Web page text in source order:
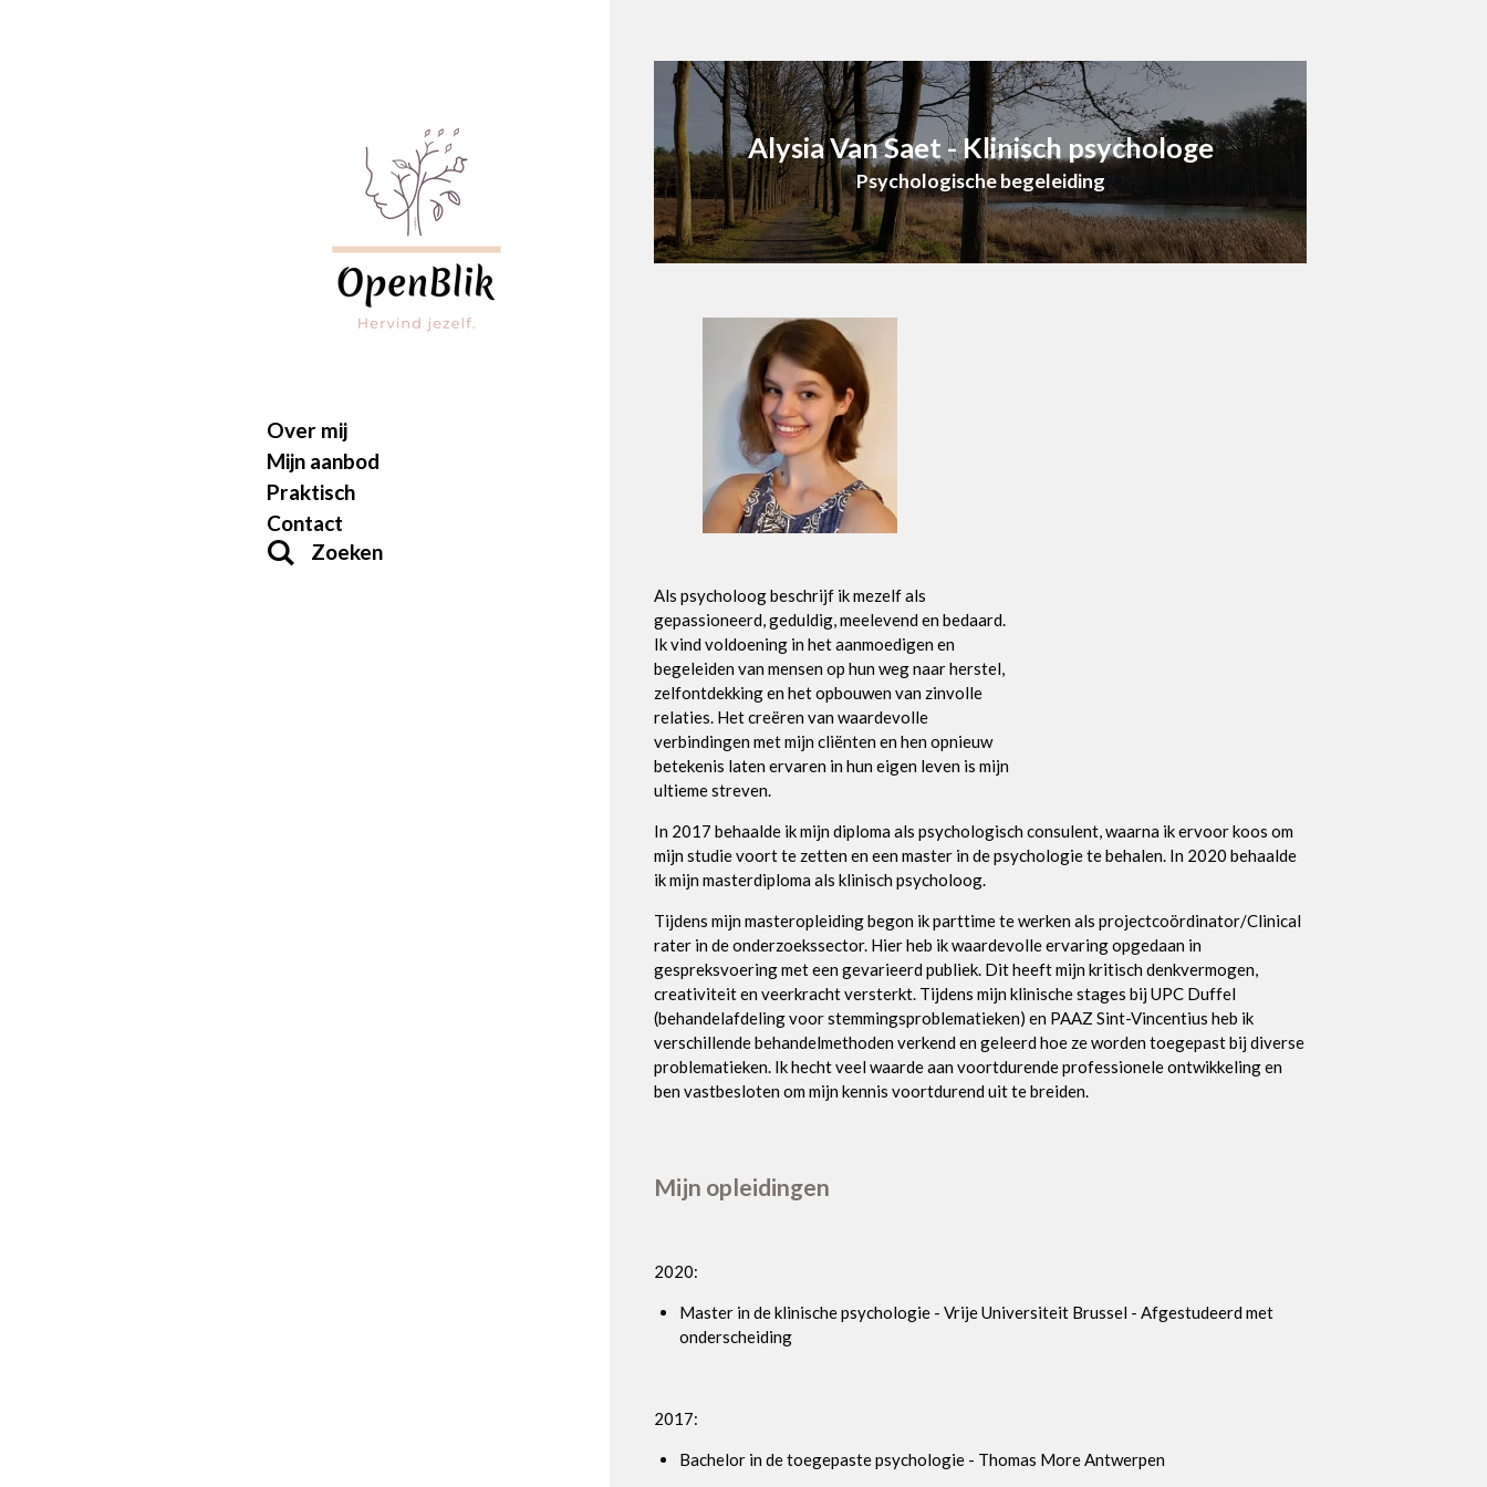
Alysia Van Saet - Klinisch psychologe
Psychologische begeleiding
Als psycholoog beschrijf ik mezelf als
gepassioneerd, geduldig, meelevend en bedaard.
Ik vind voldoening in het aanmoedigen en
begeleiden van mensen op hun weg naar herstel,
zelfontdekking en het opbouwen van zinvolle
relaties. Het creëren van waardevolle
verbindingen met mijn cliënten en hen opnieuw
betekenis laten ervaren in hun eigen leven is mijn
ultieme streven.
In 2017 behaalde ik mijn diploma als psychologisch consulent, waarna ik ervoor koos om
mijn studie voort te zetten en een master in de psychologie te behalen. In 2020 behaalde
ik mijn masterdiploma als klinisch psycholoog.
Tijdens mijn masteropleiding begon ik parttime te werken als projectcoördinator/Clinical
rater in de onderzoekssector. Hier heb ik waardevolle ervaring opgedaan in
gespreksvoering met een gevarieerd publiek. Dit heeft mijn kritisch denkvermogen,
creativiteit en veerkracht versterkt. Tijdens mijn klinische stages bij UPC Duffel
(behandelafdeling voor stemmingsproblematieken) en PAAZ Sint-Vincentius heb ik
verschillende behandelmethoden verkend en geleerd hoe ze worden toegepast bij diverse
problematieken. Ik hecht veel waarde aan voortdurende professionele ontwikkeling en
ben vastbesloten om mijn kennis voortdurend uit te breiden.
Mijn opleidingen
2020:
Master in de klinische psychologie - Vrije Universiteit Brussel - Afgestudeerd met
onderscheiding
2017:
Bachelor in de toegepaste psychologie - Thomas More Antwerpen
Over mij
Mijn aanbod
Praktisch
Contact
Zoeken